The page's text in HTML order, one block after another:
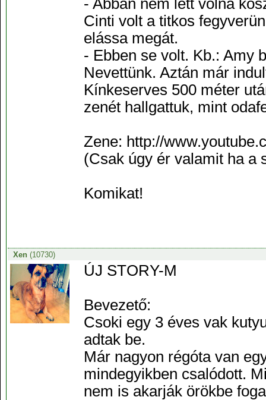
- Abban nem lett volna
Cinti volt a titkos
elássa megát.
- Ebben se volt. Kb.: Amy
Nevettünk. Aztán már
Kínkeserves 500 méter
zenét hallgattuk, mint
Zene: http://
(Csak úgy ér valamit ha a
Komikat!
Xen(10730)
ÚJ STORY-M
Bevezető:
Csoki egy 3 éves vak
adtak be.
Már nagyon régóta van
mindegyikben csalódott.
nem is akarják örökbe